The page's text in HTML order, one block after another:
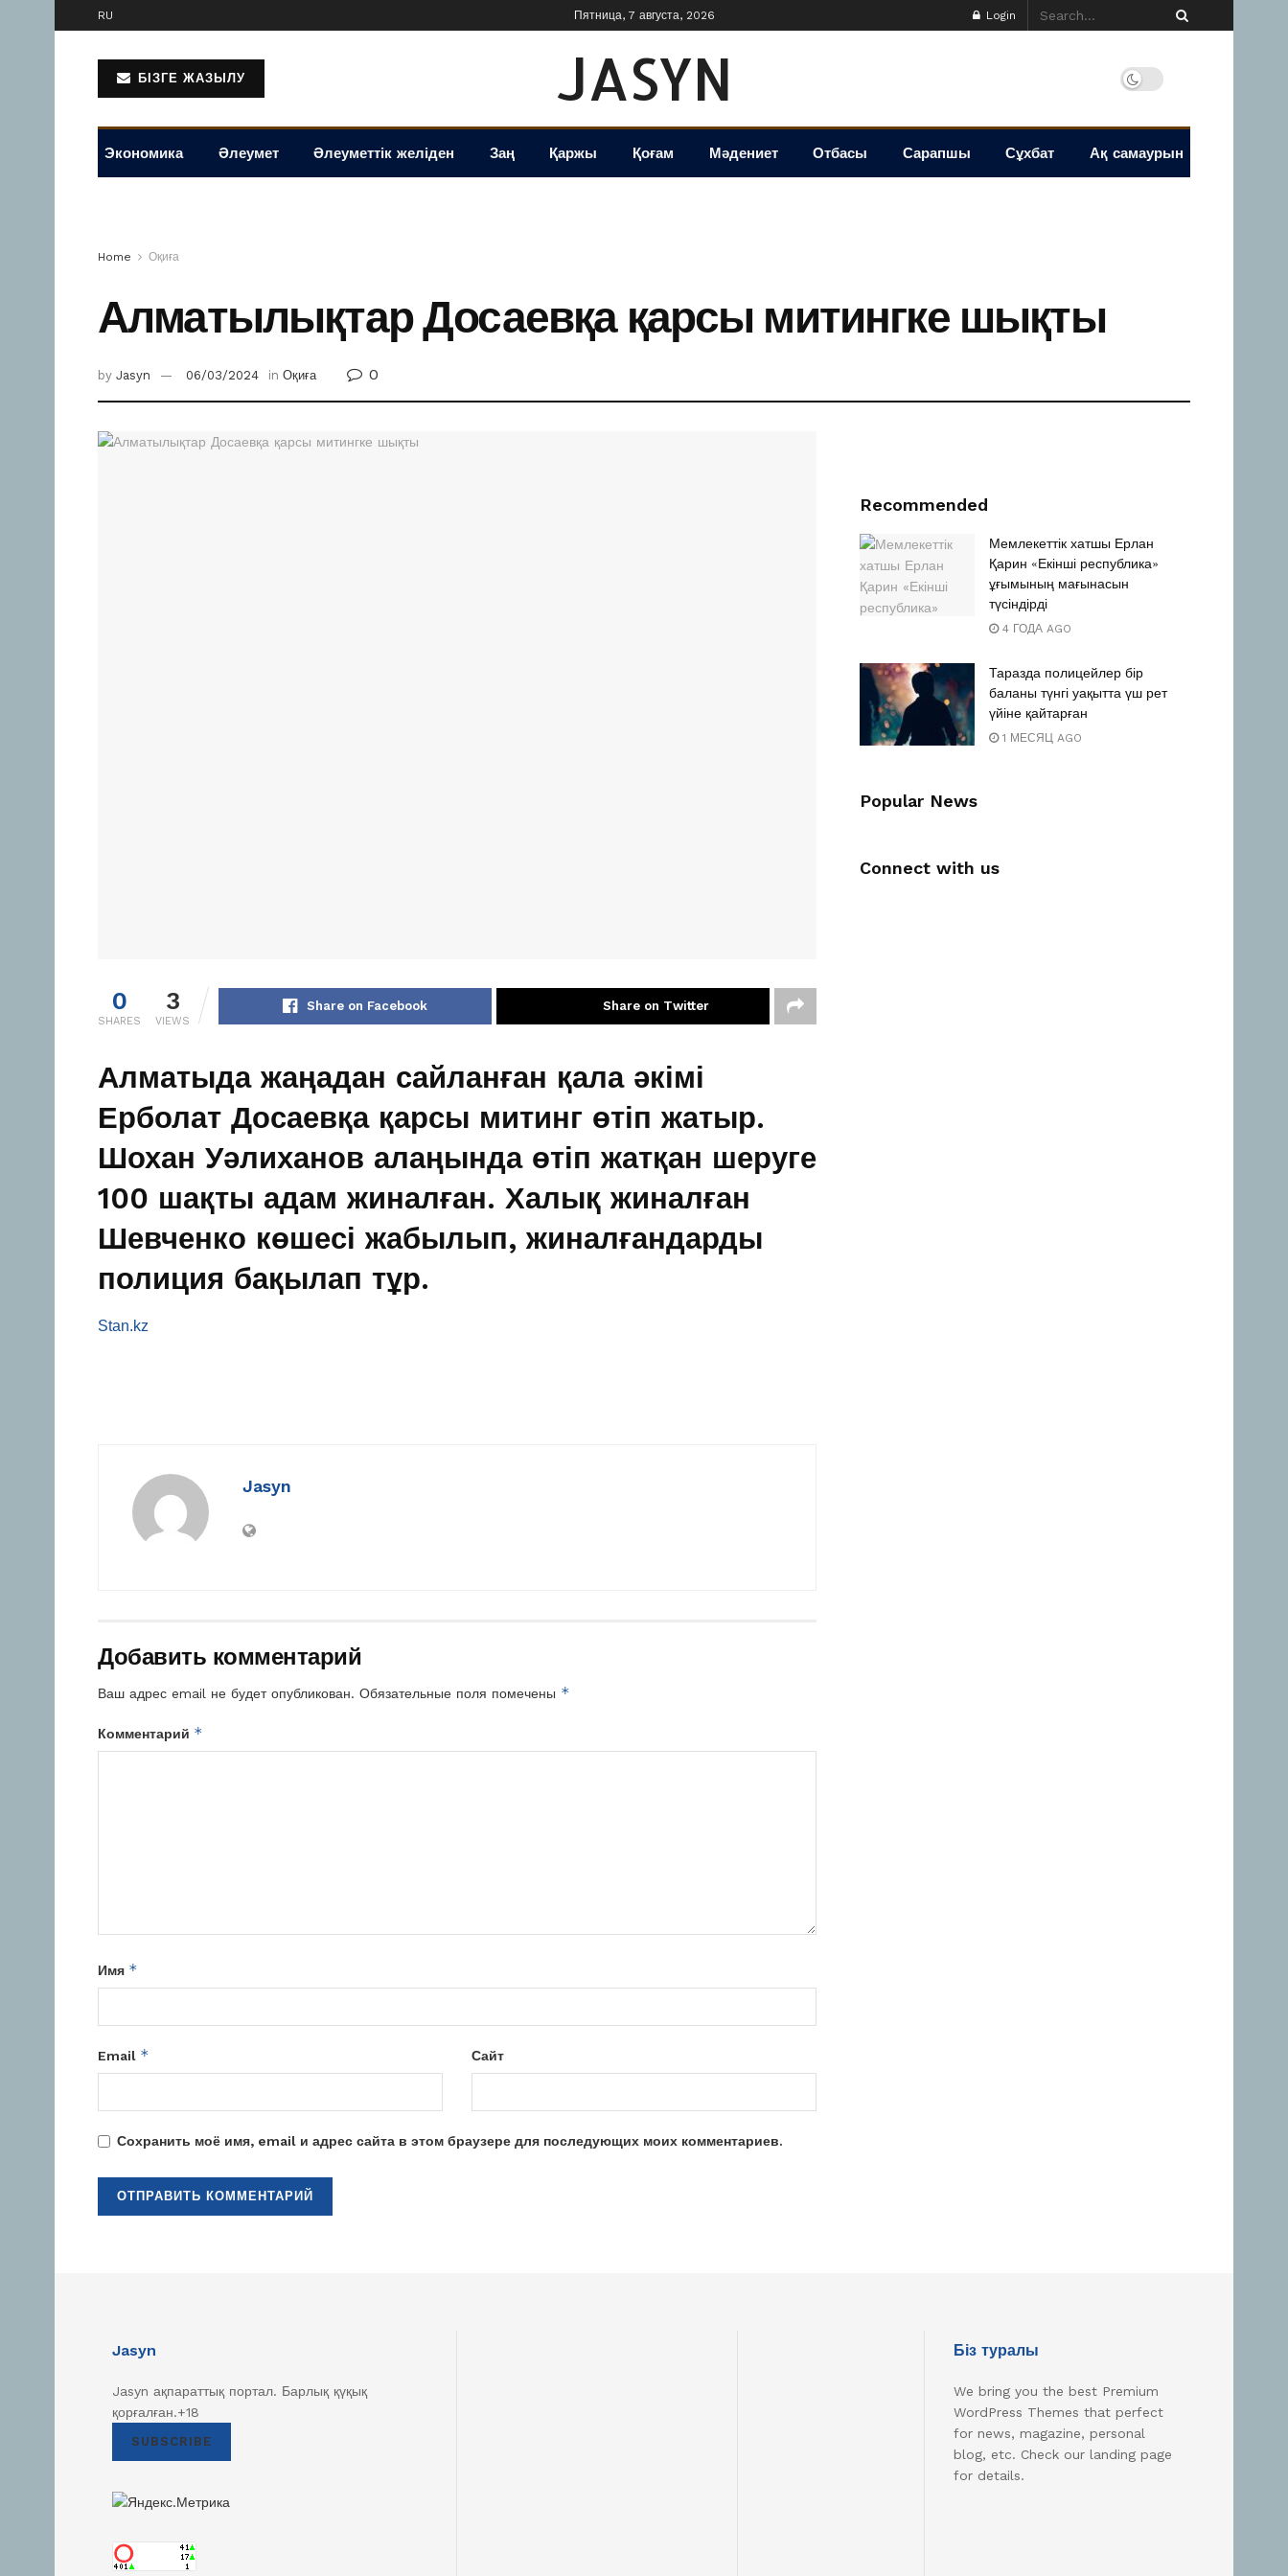
RU Пятница, 7 августа, 2026 Login
БІЗГЕ ЖАЗЫЛУ JASYN
Экономика Әлеумет Әлеуметтік желіден Заң Қаржы Қоғам Мәдениет Отбасы Сарапшы Сұхбат Ақ самаурын
Home Оқиға
Алматылықтар Досаевқа қарсы митингке шықты
by Jasyn 06/03/2024 in Оқиға 0
0
SHARES
3
VIEWS
Share on Facebook Share on Twitter
Алматыда жаңадан сайланған қала әкімі
Ерболат Досаевқа қарсы митинг өтіп жатыр.
Шохан Уәлиханов алаңында өтіп жатқан шеруге
100 шақты адам жиналған. Халық жиналған
Шевченко көшесі жабылып, жиналғандарды
полиция бақылап тұр.
Stan.kz
Jasyn
Добавить комментарий
Ваш адрес email не будет опубликован. Обязательные поля помечены *
Комментарий *
Имя *
Email * Сайт
Сохранить моё имя, email и адрес сайта в этом браузере для последующих моих комментариев.
Recommended
Мемлекеттік хатшы Ерлан
Қарин «Екінші республика»
ұғымының мағынасын
түсіндірді
4 ГОДА AGO
Таразда полицейлер бір
баланы түнгі уақытта үш рет
үйіне қайтарған
1 МЕСЯЦ AGO
Popular News
Connect with us
Jasyn
Jasyn ақпараттық портал. Барлық қүқық
қорғалған.+18
SUBSCRIBE
Біз туралы
We bring you the best Premium
WordPress Themes that perfect
for news, magazine, personal
blog, etc. Check our landing page
for details.